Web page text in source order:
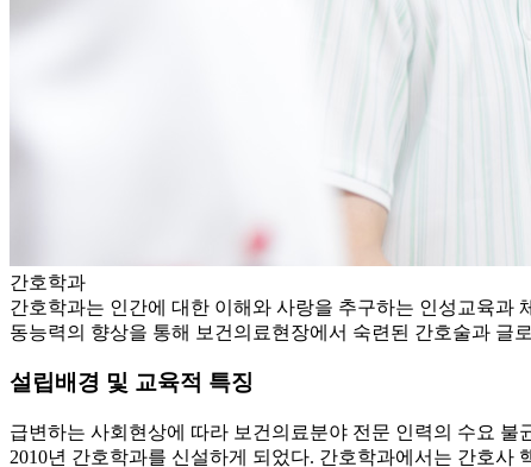
간호학과
간호학과는 인간에 대한 이해와 사랑을 추구하는 인성교육과
동능력의 향상을 통해 보건의료현장에서 숙련된 간호술과 글
설립배경 및 교육적 특징
급변하는 사회현상에 따라 보건의료분야 전문 인력의 수요
2010년 간호학과를 신설하게 되었다. 간호학과에서는 간호